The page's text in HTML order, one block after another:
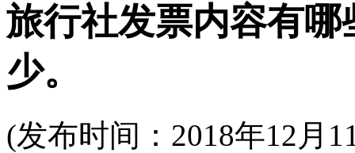
旅行社发票内容有
少。
(发布时间：2018年12月